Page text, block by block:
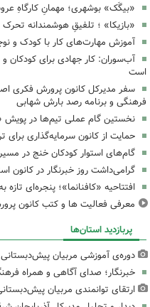
«بیگَک» بوشهری؛ مهمانِ کارگاهِ
«بازیکا» ؛ تلفیقِ هوشمندانه
آموزش مهارت‌های کار با کودک و
آب‌سوران: کار جهادی برای کودکان و
است
سفر مدیرکل کانون پرورش فکری
فرهنگی و برنامه رصد بارش شهابی
نخستین گام عملی تیم‌ها در
حمایت از کانون سرمایه‌گذاری
گام‌های استوار کودکان خنج در
گرامی‌داشت روز خبرنگار در کانون
افتتاحیه «کافنانما»؛ پنجره‌ای
معرفی فعالیت ها و کتب کانون
پربازدید استان‌ها
دوره‌ی آموزشی مربیان
خبرنگار؛ صدای آگاهی و همراه
ارتقای توانمندی مربیان